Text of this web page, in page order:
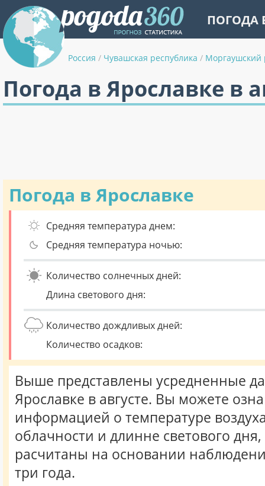
ПОГОДА
Россия / Чувашская республика / Моргаушский
Погода в Ярославке в
Погода в Ярославке
Средняя температура днем:
Средняя температура ночью:
Количество солнечных дней:
Длина светового дня:
Количество дождливых дней:
Количество осадков:
Выше представлены усредненные
Ярославке в августе. Вы можете
информацией о температуре
облачности и длинне светового
расчитаны на основании
три года.